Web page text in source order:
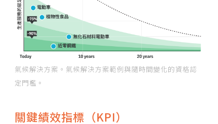
氣候解決方案。氣候解決方案範例與隨時間變化的資格認
定門檻。
關鍵績效指標（KPI）